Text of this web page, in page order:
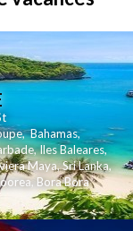
,Bahamas,
,Iles Baleares,
Maya,Sri Lanka,
, Bora Bora